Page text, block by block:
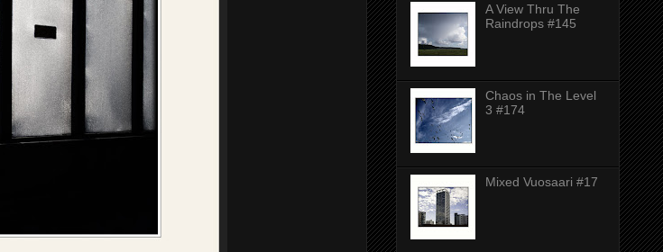
A View Thru The
Raindrops #145
Chaos in The Level
3 #174
Mixed Vuosaari #17